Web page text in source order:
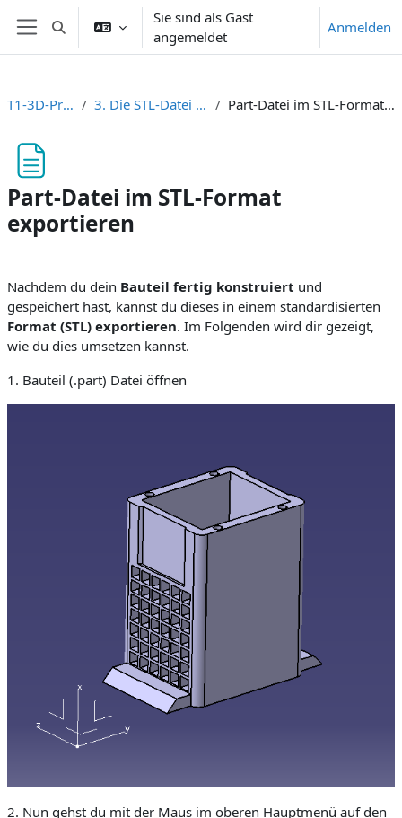
Zum Hauptinhalt
Website-Übersicht
Sucheingabe umschalten
Sie sind als Gast
angemeldet
Anmelden
T1-3D-Printing 3. Die STL-Datei erzeugen Part-Datei im STL-Format exportieren
Part-Datei im STL-Format
exportieren
Nachdem du dein Bauteil fertig konstruiert und
gespeichert hast, kannst du dieses in einem standardisierten
Format (STL) exportieren. Im Folgenden wird dir gezeigt,
wie du dies umsetzen kannst.
1. Bauteil (.part) Datei öffnen
2. Nun gehst du mit der Maus im oberen Hauptmenü auf den